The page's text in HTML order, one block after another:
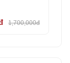
1,700,000đ